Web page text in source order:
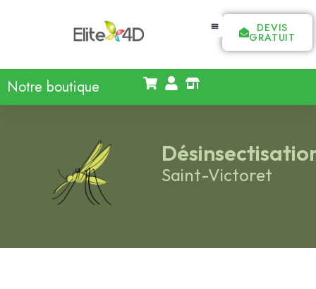
DEVIS
GRATUIT
Notre boutique
Saint-Victoret